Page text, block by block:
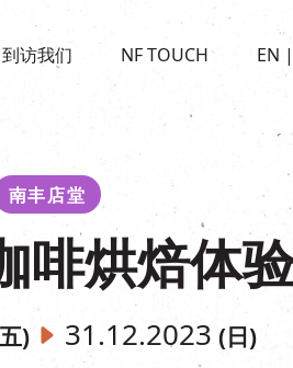
到访我们
时间及位置
梭巴士服务
NF TOUCH EN
南丰店堂
啡烘焙体
) 31.12.2023 (日)